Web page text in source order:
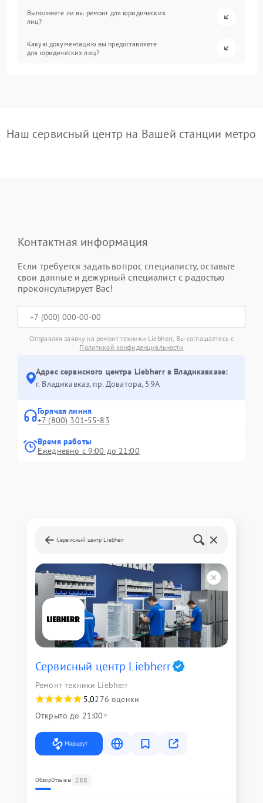
Выполняете ли вы ремонт для юридических
лиц?
Какую документацию вы предоставляете
для юридических лиц?
Наш сервисный центр на Вашей станции метро
Контактная информация
Если требуется задать вопрос специалисту, оставьте
свои данные и дежурный специалист с радостью
проконсультирует Вас!
Отправляя заявку на ремонт техники Liebherr, Вы соглашаетесь с
Политикой конфиденциальности
Адрес сервисного центра Liebherr в Владикавказе:
г. Владикавказ, пр. Доватора, 59А
Горячая линия
+7 (800) 301-55-83
Время работы
Ежедневно с 9:00 до 21:00
Сервисный центр Liebherr
Сервисный центр Liebherr
Ремонт техники Liebherr
5,0276 оценки
Открыто до 21:00
Маршрут
ОбзорОтзывы 288